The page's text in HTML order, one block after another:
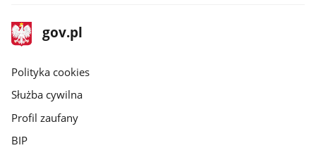
stopka
gov.pl
Strona
gov.pl
gov.pl
Polityka cookies
Służba cywilna
Profil zaufany
BIP